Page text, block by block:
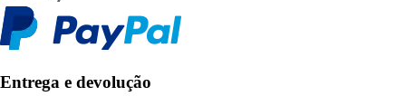
Entrega e devolução